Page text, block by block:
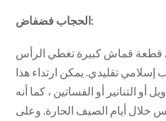
الحجاب فضفاض:
قطعة قماش كبيرة تغطي الرأس
إسلامي تقليدي. يمكن ارتداء هذا
التنانير أو الفساتين ، كما أنه
خلال أيام الصيف الحارة. وعلى